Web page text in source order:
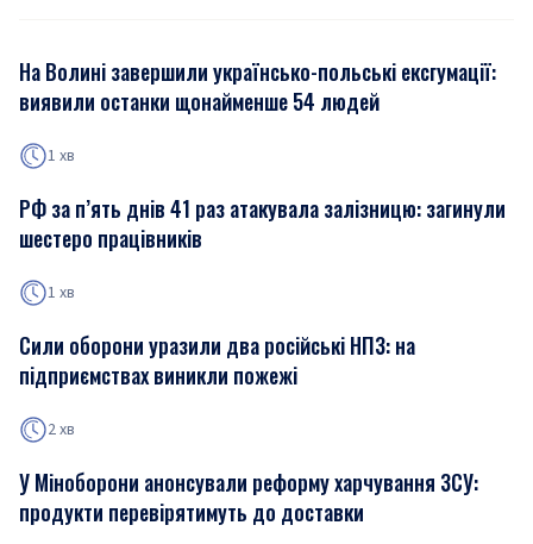
На Волині завершили українсько-польські ексгумації:
виявили останки щонайменше 54 людей
1 хв
РФ за п’ять днів 41 раз атакувала залізницю: загинули
шестеро працівників
1 хв
Сили оборони уразили два російські НПЗ: на
підприємствах виникли пожежі
2 хв
У Міноборони анонсували реформу харчування ЗСУ:
продукти перевірятимуть до доставки